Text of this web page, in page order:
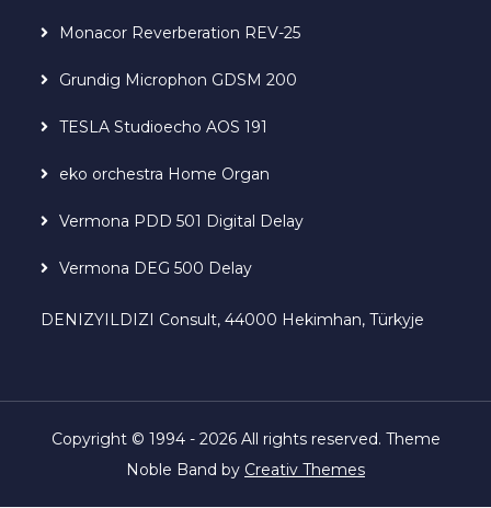
Monacor Reverberation REV-25
Grundig Microphon GDSM 200
TESLA Studioecho AOS 191
eko orchestra Home Organ
Vermona PDD 501 Digital Delay
Vermona DEG 500 Delay
DENIZYILDIZI Consult, 44000 Hekimhan, Türkyje
Copyright © 1994 - 2026 All rights reserved. Theme
Noble Band by Creativ Themes